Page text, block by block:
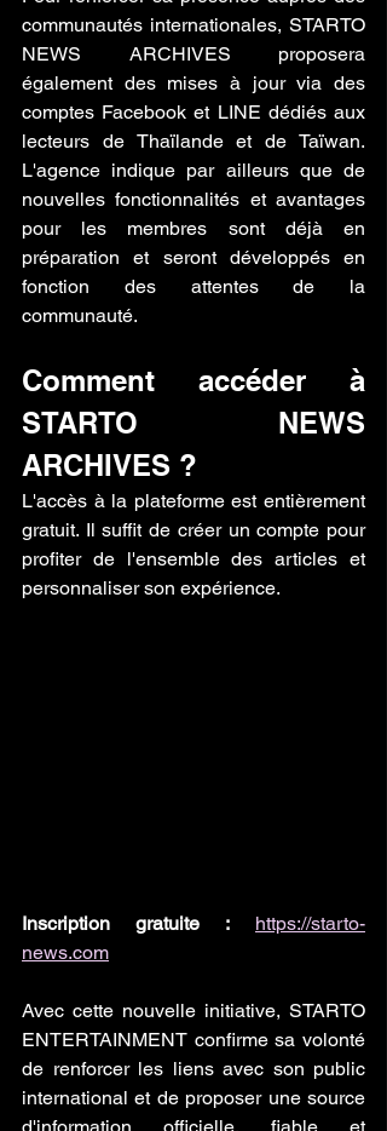
communautés internationales, STARTO
NEWS ARCHIVES proposera
également des mises à jour via des
comptes Facebook et LINE dédiés aux
lecteurs de Thaïlande et de Taïwan.
L'agence indique par ailleurs que de
nouvelles fonctionnalités et avantages
pour les membres sont déjà en
préparation et seront développés en
fonction des attentes de la
communauté.
Comment accéder à
STARTO NEWS
ARCHIVES ?
L'accès à la plateforme est entièrement
gratuit. Il suffit de créer un compte pour
profiter de l'ensemble des articles et
personnaliser son expérience.
Inscription gratuite :
https://starto-
news.com
Avec cette nouvelle initiative, STARTO
ENTERTAINMENT confirme sa volonté
de renforcer les liens avec son public
international et de proposer une source
d'information officielle, fiable et